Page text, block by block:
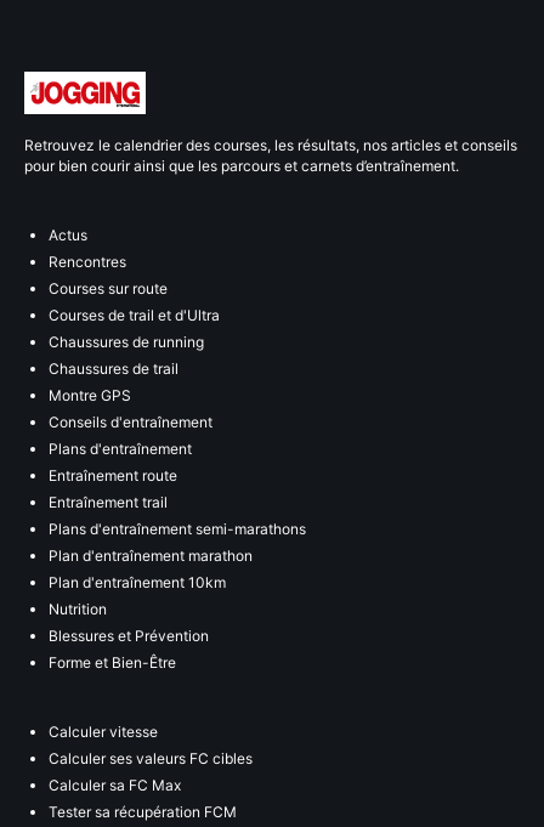
Retrouvez le calendrier des courses, les résultats, nos articles et conseils
pour bien courir ainsi que les parcours et carnets d’entraînement.
Actus
Rencontres
Courses sur route
Courses de trail et d'Ultra
Chaussures de running
Chaussures de trail
Montre GPS
Conseils d'entraînement
Plans d'entraînement
Entraînement route
Entraînement trail
Plans d'entraînement semi-marathons
Plan d'entraînement marathon
Plan d'entraînement 10km
Nutrition
Blessures et Prévention
Forme et Bien-Être
Calculer vitesse
Calculer ses valeurs FC cibles
Calculer sa FC Max
Tester sa récupération FCM